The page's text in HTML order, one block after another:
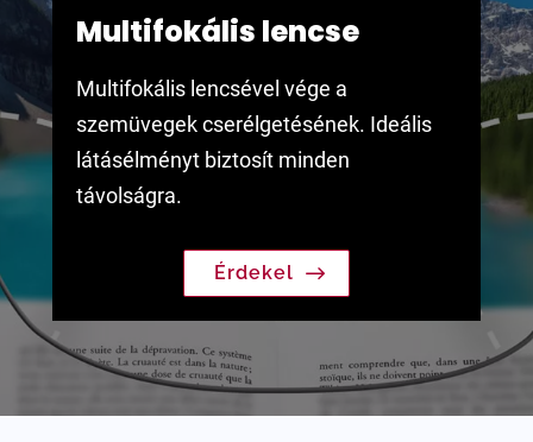
Multifokális lencse
Multifokális lencsével vége a
szemüvegek cserélgetésének. Ideális
látásélményt biztosít minden
távolságra.
Érdekel